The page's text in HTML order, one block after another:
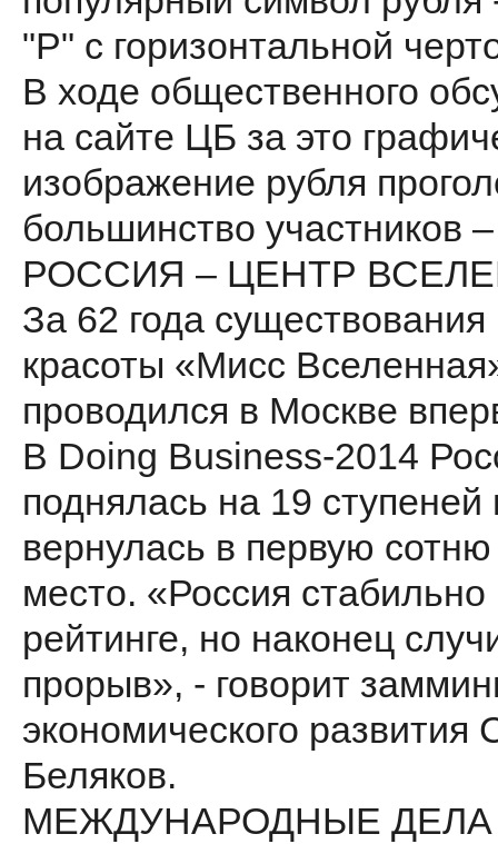
"Р" с горизонтальной
В ходе общественного
на сайте ЦБ за это
изображение рубля
большинство участников
РОССИЯ – ЦЕНТР
За 62 года существования
красоты «Мисс
проводился в Москве
В Doing Business-2014
поднялась на 19 ступеней
вернулась в первую
место. «Россия стабильно
рейтинге, но наконец
прорыв», - говорит
экономического развития
Беляков.
МЕЖДУНАРОДНЫЕ ДЕЛА